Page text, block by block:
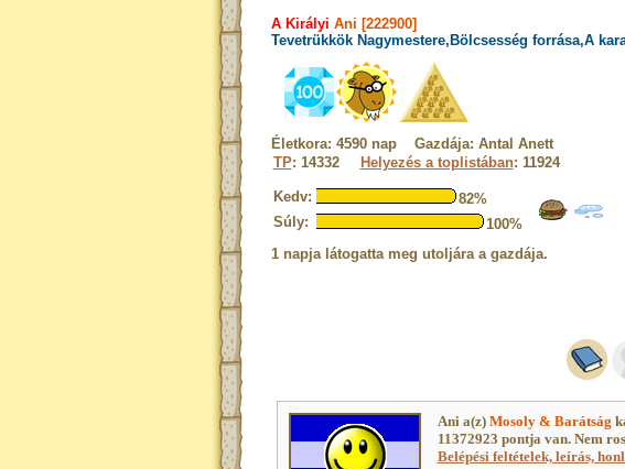
A Királyi Ani [222900]
Tevetrükkök Nagymestere,Bölcsesség forrása,A
Életkora: 4590 nap Gazdája: Antal Anett
TP: 14332 Helyezés a toplistában: 11924
Kedv:
82%
Súly:
100%
1 napja látogatta meg utoljára a gazdája.
Ani a(z) Mosoly & Barátság
11372923 pontja van. Nem
Belépési feltételek, leírás,